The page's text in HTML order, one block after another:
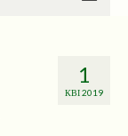
1
КВІ 2019